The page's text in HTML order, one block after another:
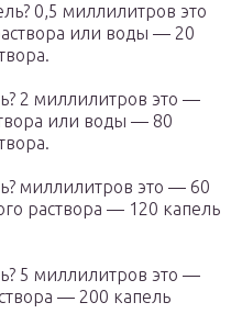
0,5 миллилитров это
или воды — 20
2 миллилитров это —
или воды — 80
миллилитров это — 60
раствора — 120 капель
5 миллилитров это —
— 200 капель